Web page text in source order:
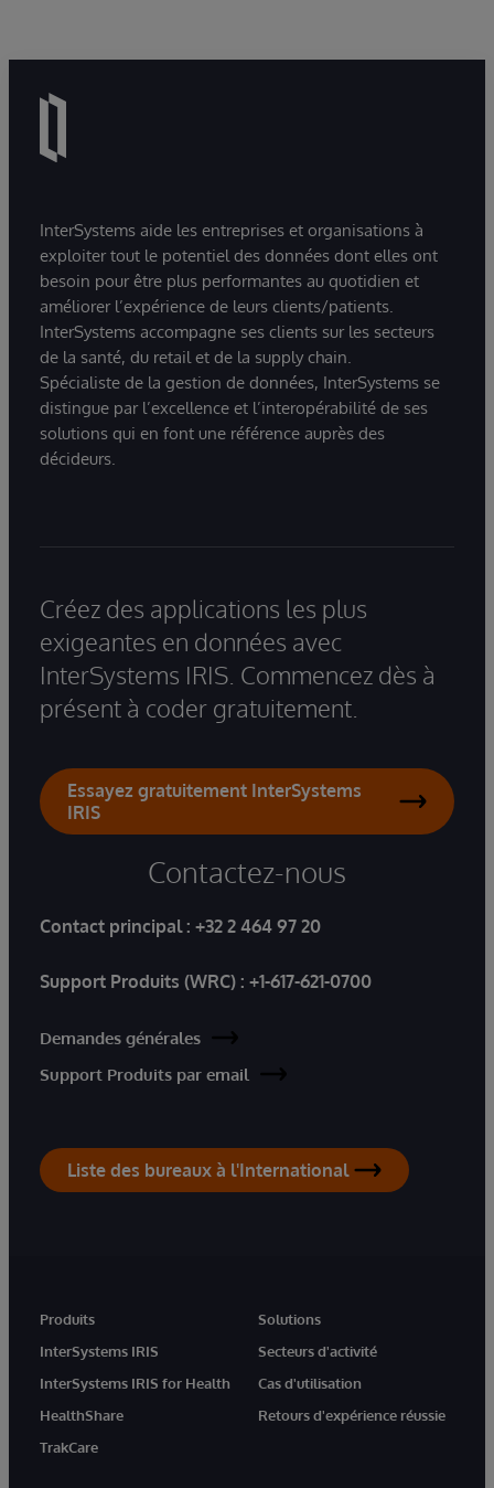
InterSystems aide les entreprises et organisations à
exploiter tout le potentiel des données dont elles ont
besoin pour être plus performantes au quotidien et
améliorer l’expérience de leurs clients/patients.
InterSystems accompagne ses clients sur les secteurs
de la santé, du retail et de la supply chain.
Spécialiste de la gestion de données, InterSystems se
distingue par l’excellence et l’interopérabilité de ses
solutions qui en font une référence auprès des
décideurs.
Créez des applications les plus
exigeantes en données avec
InterSystems IRIS. Commencez dès à
présent à coder gratuitement.
Essayez gratuitement InterSystems
IRIS
Contactez-nous
Contact principal : +32 2 464 97 20
Support Produits (WRC) : +1-617-621-0700
Demandes générales
Support Produits par email
Liste des bureaux à l'International
Produits
InterSystems IRIS
InterSystems IRIS for Health
HealthShare
TrakCare
Solutions
Secteurs d'activité
Cas d'utilisation
Retours d'expérience réussie